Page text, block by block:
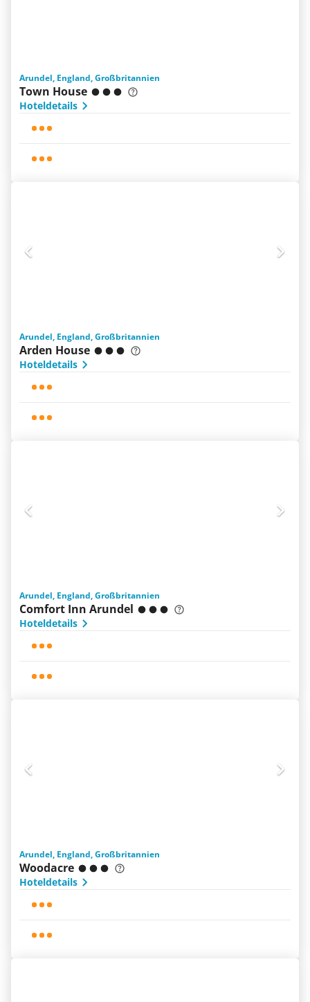
Arundel, England, Großbritannien
Town House
Hoteldetails
Arundel, England, Großbritannien
Arden House
Hoteldetails
Arundel, England, Großbritannien
Comfort Inn Arundel
Hoteldetails
Arundel, England, Großbritannien
Woodacre
Hoteldetails